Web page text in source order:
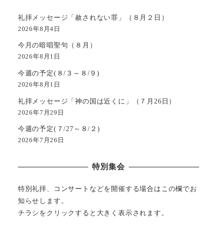
礼拝メッセージ「赦されない罪」（８月２日）
2026年8月4日
今月の暗唱聖句（８月）
2026年8月1日
今週の予定(８/３～８/９)
2026年8月1日
礼拝メッセージ「神の国は近くに」（７月26日）
2026年7月29日
今週の予定(７/27～８/２)
2026年7月26日
特別集会
特別礼拝、コンサートなどを開催する場合はこの欄でお
知らせします。
チラシをクリックすると大きく表示されます。